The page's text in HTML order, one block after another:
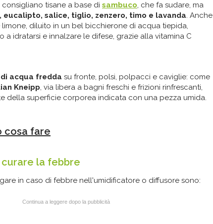
tisane a base di sambuco, che fa sudare, ma
eucalipto, salice, tiglio, zenzero, timo e lavanda. Anche
diluito in un bel bicchierone di acqua tiepida,
a idratarsi e innalzare le difese, grazie alla vitamina C
acqua fredda su fronte, polsi, polpacci e caviglie: come
Kneipp, via libera a bagni freschi e frizioni rinfrescanti,
della superficie corporea indicata con una pezza umida.
cosa fare
la febbre
in caso di febbre nell'umidificatore o diffusore sono:
Continua a leggere dopo la pubblicità